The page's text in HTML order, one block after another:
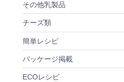
その他乳製品
チーズ類
簡単レシピ
パッケージ掲載
ECOレシピ